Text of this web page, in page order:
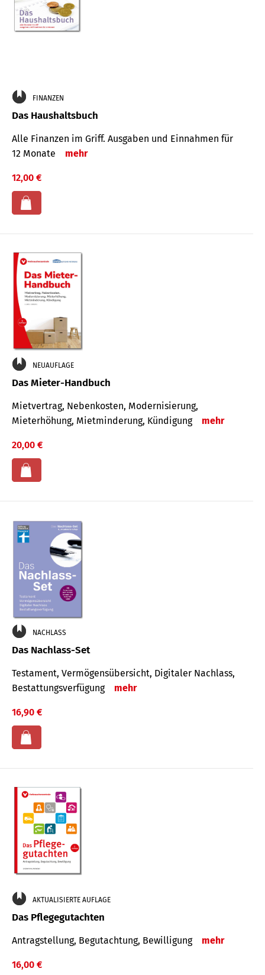
FINANZEN
Das Haushaltsbuch
Alle Finanzen im Griff. Aus­gaben und Ein­nahmen für
12 Monate
mehr
12,00 €
NEUAUFLAGE
Das Mieter-Handbuch
Mietvertrag, Nebenkosten, Modernisierung,
Mieterhöhung, Mietminderung, Kündigung
mehr
20,00 €
NACHLASS
Das Nachlass-Set
Testament, Vermögens­übersicht, Digitaler Nach­lass,
Bestat­tungs­ver­fügung
mehr
16,90 €
AKTUALISIERTE AUFLAGE
Das Pflegegutachten
Antragstellung, Begutachtung, Bewilligung mehr
16,00 €